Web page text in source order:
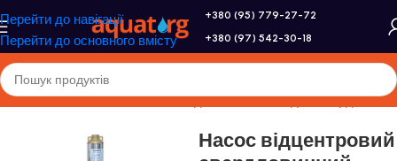
Перейти до навігації
Перейти до основного вмісту
+380 (95) 779-27-72
+380 (97) 542-30-18
/Насоси та насосне обладнання/Насоси для свердловини
Насос відцентровий